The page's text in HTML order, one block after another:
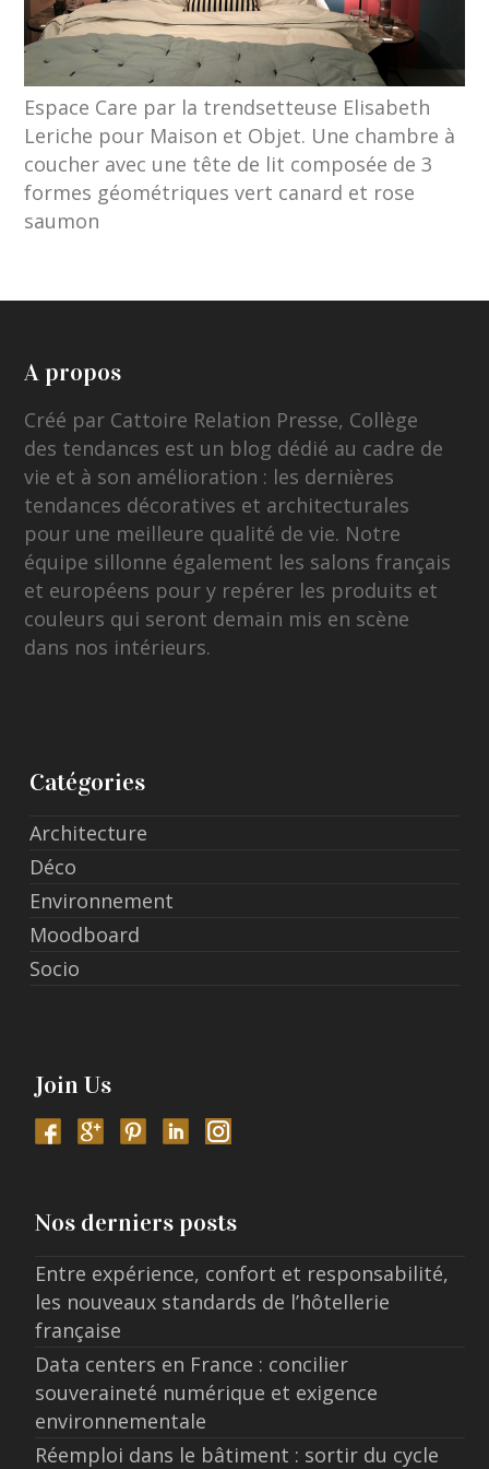
Espace Care par la trendsetteuse Elisabeth
Leriche pour Maison et Objet. Une chambre à
coucher avec une tête de lit composée de 3
formes géométriques vert canard et rose
saumon
A propos
Créé par Cattoire Relation Presse, Collège
des tendances est un blog dédié au cadre de
vie et à son amélioration : les dernières
tendances décoratives et architecturales
pour une meilleure qualité de vie. Notre
équipe sillonne également les salons français
et européens pour y repérer les produits et
couleurs qui seront demain mis en scène
dans nos intérieurs.
Catégories
Architecture
Déco
Environnement
Moodboard
Socio
Join Us
Nos derniers posts
Entre expérience, confort et responsabilité,
les nouveaux standards de l’hôtellerie
française
Data centers en France : concilier
souveraineté numérique et exigence
environnementale
Réemploi dans le bâtiment : sortir du cycle